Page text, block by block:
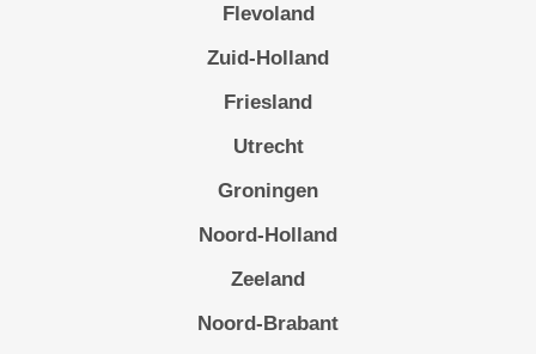
Flevoland
Zuid-Holland
Friesland
Utrecht
Groningen
Noord-Holland
Zeeland
Noord-Brabant